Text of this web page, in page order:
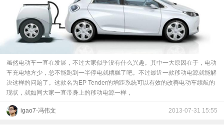
虽然电动车一直在发展，不过大家似乎没有什么兴趣。其中一大原因在于，电动
车充电地方少，总不能跑到一半停电就糟糕了吧。不过最近一款移动电源就能解
决这样的问题了。这款名为EP Tender的增距系统可以有效的改善电动车续航的
现状，就如同大家一直带身上的移动电源一样，
igao7-冯伟文 2013-07-31 15:55